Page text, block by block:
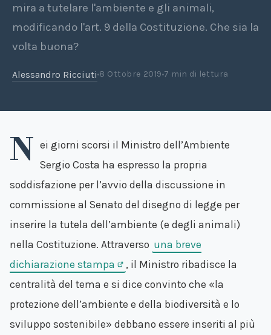
mira a tutelare l'ambiente e gli animali,
modificando l'art. 9 della Costituzione. Che sia la
volta buona?
Alessandro Ricciuti 8 Ottobre 2019 7 min di lettura
N ei giorni scorsi il Ministro dell’Ambiente
Sergio Costa ha espresso la propria
soddisfazione per l’avvio della discussione in
commissione al Senato del disegno di legge per
inserire la tutela dell’ambiente (e degli animali)
nella Costituzione. Attraverso una breve
dichiarazione stampa
, il Ministro ribadisce la
centralità del tema e si dice convinto che «la
protezione dell’ambiente e della biodiversità e lo
sviluppo sostenibile» debbano essere inseriti al più